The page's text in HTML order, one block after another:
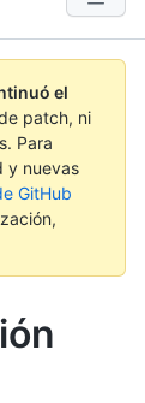
el
patch, ni
Para
y nuevas
GitHub